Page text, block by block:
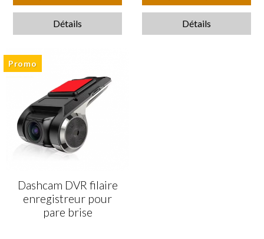
Détails Détails
Promo
Dashcam DVR filaire
enregistreur pour
pare brise